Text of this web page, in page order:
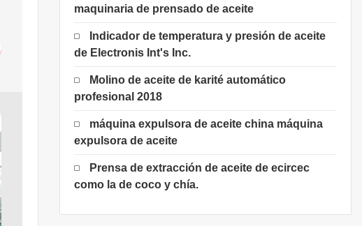
maquinaria de prensado de aceite
Indicador de temperatura y presión de aceite
de Electronis Int's Inc.
Molino de aceite de karité automático
profesional 2018
máquina expulsora de aceite china máquina
expulsora de aceite
Prensa de extracción de aceite de ecircec
como la de coco y chía.